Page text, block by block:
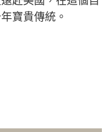
寶貴傳統。